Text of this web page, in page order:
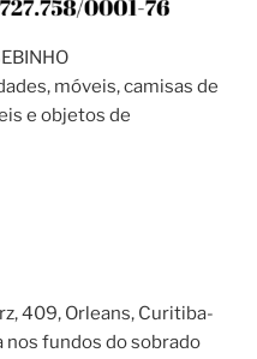
móveis, camisas de
e objetos de
409, Orleans, Curitiba-
nos fundos do sobrado